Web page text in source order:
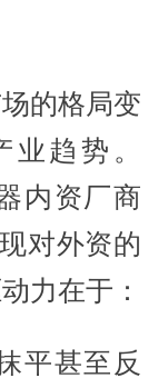
的格局变
趋势。
内资厂商
对外资的
力在于：
甚至反